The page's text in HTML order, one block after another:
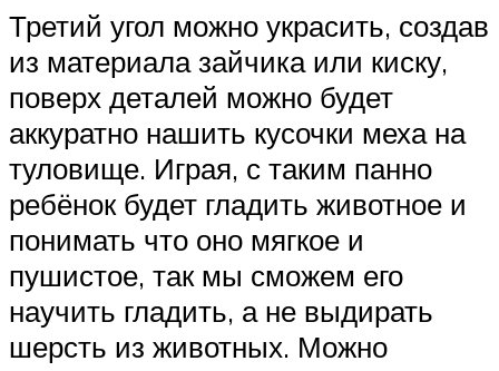
Третий угол можно украсить, создав
из материала зайчика или киску,
поверх деталей можно будет
аккуратно нашить кусочки меха на
туловище. Играя, с таким панно
ребёнок будет гладить животное и
понимать что оно мягкое и
пушистое, так мы сможем его
научить гладить, а не выдирать
шерсть из животных. Можно